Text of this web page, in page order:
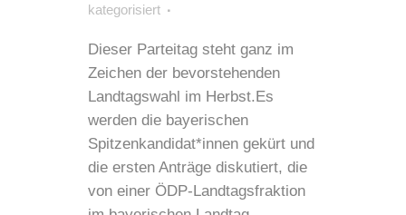
kategorisiert
Dieser Parteitag steht ganz im
Zeichen der bevorstehenden
Landtagswahl im Herbst.Es
werden die bayerischen
Spitzenkandidat*innen gekürt und
die ersten Anträge diskutiert, die
von einer ÖDP-Landtagsfraktion